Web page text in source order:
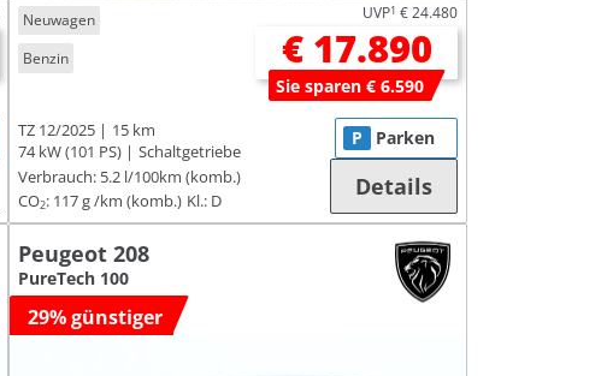
Neuwagen
Benzin
UVP1 € 24.480
€ 17.890
Sie sparen € 6.590
TZ 12/2025
15 km
74 kW (101 PS)
Schaltgetriebe
Verbrauch: 5.2 l/100km (komb.)
CO2: 117 g /km (komb.) Kl.: D
P Parken
Details
Peugeot 208
PureTech 100
29% günstiger